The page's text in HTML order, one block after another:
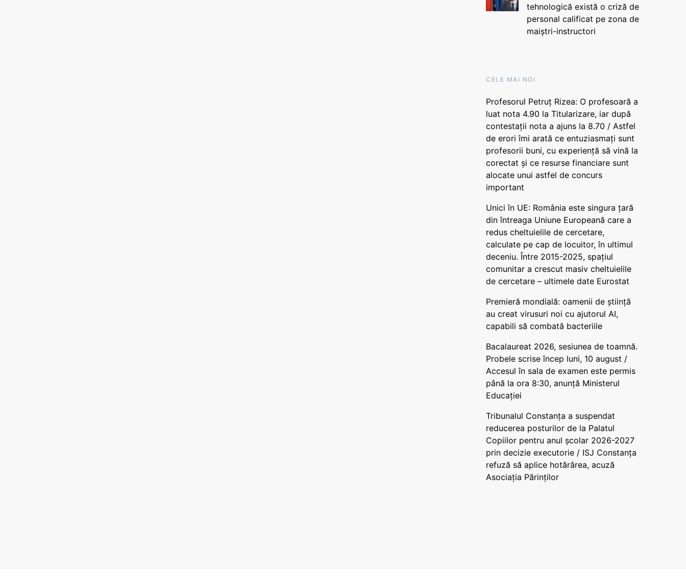
tehnologică există o criză de
personal calificat pe zona de
maiștri-instructori
CELE MAI NOI
Profesorul Petruț Rizea: O profesoară a
luat nota 4.90 la Titularizare, iar după
contestații nota a ajuns la 8.70 / Astfel
de erori îmi arată ce entuziasmați sunt
profesorii buni, cu experiență să vină la
corectat și ce resurse financiare sunt
alocate unui astfel de concurs
important
Unici în UE: România este singura țară
din întreaga Uniune Europeană care a
redus cheltuielile de cercetare,
calculate pe cap de locuitor, în ultimul
deceniu. Între 2015-2025, spațiul
comunitar a crescut masiv cheltuielile
de cercetare – ultimele date Eurostat
Premieră mondială: oamenii de știință
au creat virusuri noi cu ajutorul AI,
capabili să combată bacteriile
Bacalaureat 2026, sesiunea de toamnă.
Probele scrise încep luni, 10 august /
Accesul în sala de examen este permis
până la ora 8:30, anunță Ministerul
Educației
Tribunalul Constanța a suspendat
reducerea posturilor de la Palatul
Copiilor pentru anul școlar 2026-2027
prin decizie executorie / ISJ Constanța
refuză să aplice hotărârea, acuză
Asociația Părinților